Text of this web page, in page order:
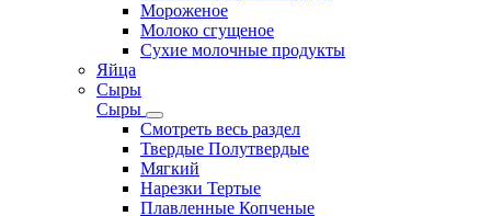
Мороженое
Молоко сгущеное
Сухие молочные продукты
Яйца
Сыры
Сыры
Смотреть весь раздел
Твердые Полутвердые
Мягкий
Нарезки Тертые
Плавленные Копченые